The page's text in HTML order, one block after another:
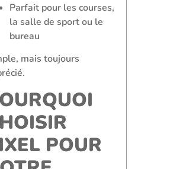
Parfait pour les courses,
la salle de sport ou le
bureau
mais toujours
POUR